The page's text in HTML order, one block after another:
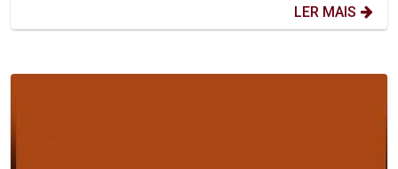
LER MAIS